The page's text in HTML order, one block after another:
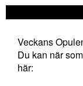
Veckans
Du kan när
här: